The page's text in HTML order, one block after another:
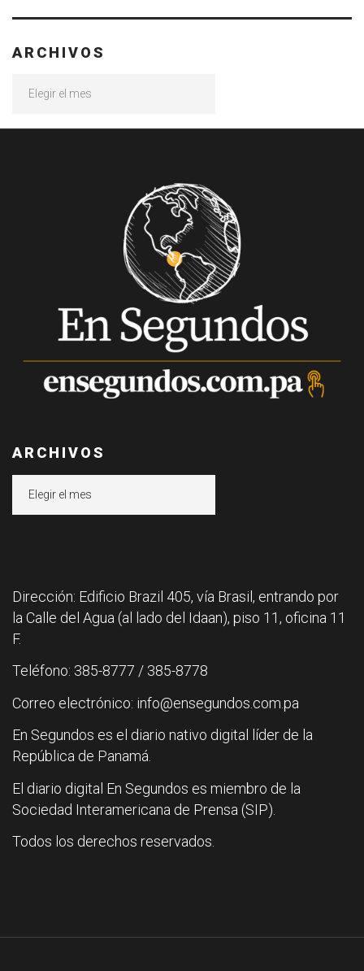
ARCHIVOS
ARCHIVOS
Dirección: Edificio Brazil 405, vía Brasil, entrando por
la Calle del Agua (al lado del Idaan), piso 11, oficina 11
F.
Teléfono: 385-8777 / 385-8778
Correo electrónico: info@ensegundos.com.pa
En Segundos es el diario nativo digital líder de la
República de Panamá.
El diario digital En Segundos es miembro de la
Sociedad Interamericana de Prensa (SIP).
Todos los derechos reservados.